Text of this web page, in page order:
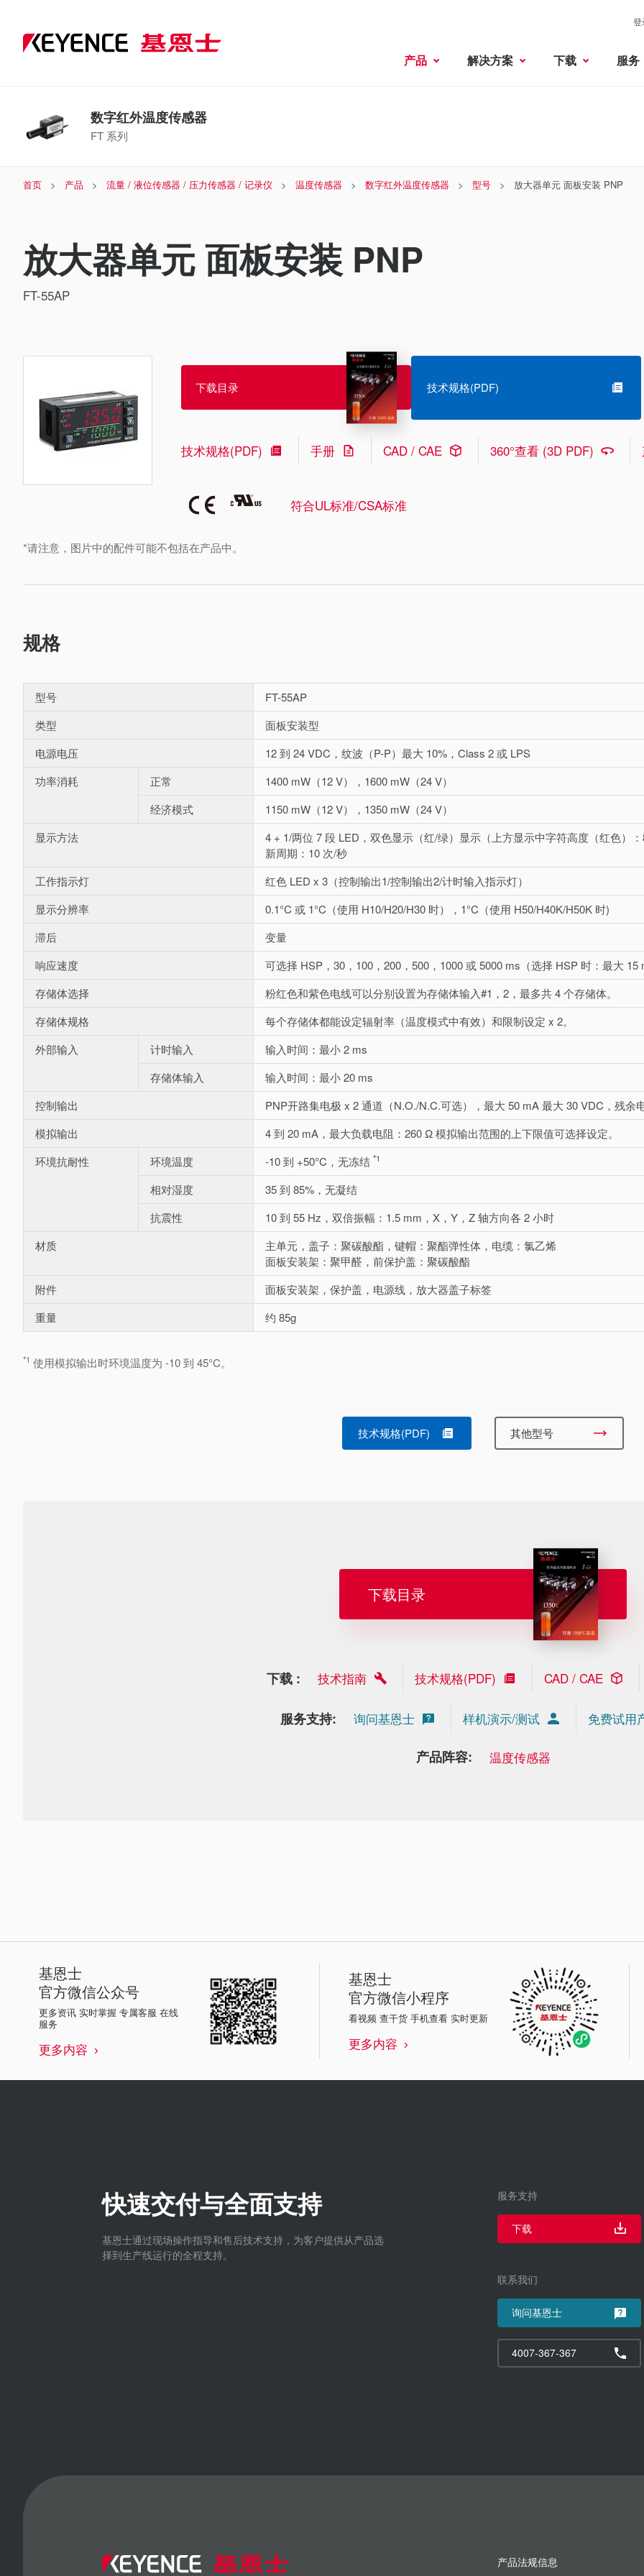
登
产品 解决方案 下载 服务
数字红外温度传感器
FT 系列
首页 产品 流量 / 液位传感器 / 压力传感器 / 记录仪 温度传感器 数字红外温度传感器 型号 放大器单元 面板安装 PNP
放大器单元 面板安装 PNP
FT-55AP
*请注意，图片中的配件可能不包括在产品中。
下载目录 技术规格(PDF)
技术规格(PDF) 手册 CAD / CAE 360°查看 (3D PDF)
符合UL标准/CSA标准
规格
型号
FT-55AP
类型
面板安装型
电源电压
12 到 24 VDC，纹波（P-P）最大 10%，Class 2 或 LPS
功率消耗
正常
1400 mW（12 V），1600 mW（24 V）
经济模式
1150 mW（12 V），1350 mW（24 V）
显示方法
4 + 1/两位 7 段 LED，双色显示（红/绿）显示（上方显示中字符高度（红色）
新周期：10 次/秒
工作指示灯
红色 LED x 3（控制输出1/控制输出2/计时输入指示灯）
显示分辨率
0.1°C 或 1°C（使用 H10/H20/H30 时），1°C（使用 H50/H40K/H50K 时)
滞后
变量
响应速度
可选择 HSP，30，100，200，500，1000 或 5000 ms（选择 HSP 时：最大 15
存储体选择
粉红色和紫色电线可以分别设置为存储体输入#1，2，最多共 4 个存储体。
存储体规格
每个存储体都能设定辐射率（温度模式中有效）和限制设定 x 2。
外部输入
计时输入
输入时间：最小 2 ms
存储体输入
输入时间：最小 20 ms
控制输出
PNP开路集电极 x 2 通道（N.O./N.C.可选），最大 50 mA 最大 30 VDC，残余
模拟输出
4 到 20 mA，最大负载电阻：260 Ω 模拟输出范围的上下限值可选择设定。
环境抗耐性
环境温度 -10 到 +50°C，无冻结 *1
相对湿度
35 到 85%，无凝结
抗震性
10 到 55 Hz，双倍振幅：1.5 mm，X，Y，Z 轴方向各 2 小时
材质
主单元，盖子：聚碳酸酯，键帽：聚酯弹性体，电缆：氯乙烯
面板安装架：聚甲醛，前保护盖：聚碳酸酯
附件
面板安装架，保护盖，电源线，放大器盖子标签
重量
约 85g
*1 使用模拟输出时环境温度为 -10 到 45°C。
技术规格(PDF) 其他型号
下载目录
下载 : 技术指南 技术规格(PDF) CAD / CAE
服务支持: 询问基恩士 样机演示/测试 免费试用
产品阵容: 温度传感器
基恩士
官方微信公众号
更多资讯 实时掌握 专属客服 在线
服务
更多内容
基恩士
官方微信小程序
看视频 查干货 手机查看 实时更新
更多内容
快速交付与全面支持
基恩士通过现场操作指导和售后技术支持，为客户提供从产品选
择到生产线运行的全程支持。
服务支持
下载
联系我们
询问基恩士
4007-367-367
产品法规信息